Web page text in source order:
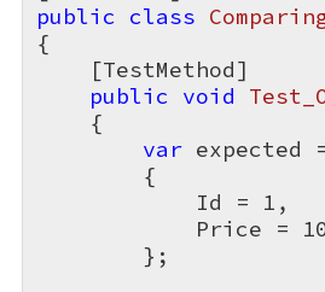
public
class
{
    [TestMethod]
public
void
{
var expected
        {
            Id =
1 ,
            Price =
        };